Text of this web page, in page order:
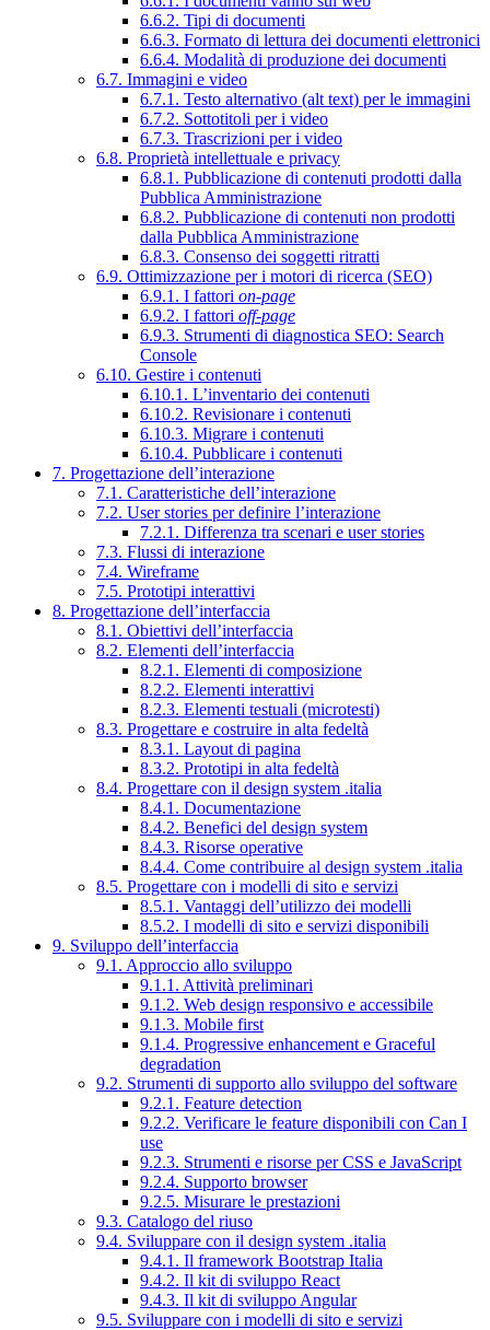
6.6.2. Tipi di documenti
6.6.3. Formato di lettura dei documenti elettronici
6.6.4. Modalità di produzione dei documenti
6.7. Immagini e video
6.7.1. Testo alternativo (alt text) per le immagini
6.7.2. Sottotitoli per i video
6.7.3. Trascrizioni per i video
6.8. Proprietà intellettuale e privacy
6.8.1. Pubblicazione di contenuti prodotti dalla
Pubblica Amministrazione
6.8.2. Pubblicazione di contenuti non prodotti
dalla Pubblica Amministrazione
6.8.3. Consenso dei soggetti ritratti
6.9. Ottimizzazione per i motori di ricerca (SEO)
6.9.1. I fattori on-page
6.9.2. I fattori off-page
6.9.3. Strumenti di diagnostica SEO: Search
Console
6.10. Gestire i contenuti
6.10.1. L’inventario dei contenuti
6.10.2. Revisionare i contenuti
6.10.3. Migrare i contenuti
6.10.4. Pubblicare i contenuti
7. Progettazione dell’interazione
7.1. Caratteristiche dell’interazione
7.2. User stories per definire l’interazione
7.2.1. Differenza tra scenari e user stories
7.3. Flussi di interazione
7.4. Wireframe
7.5. Prototipi interattivi
8. Progettazione dell’interfaccia
8.1. Obiettivi dell’interfaccia
8.2. Elementi dell’interfaccia
8.2.1. Elementi di composizione
8.2.2. Elementi interattivi
8.2.3. Elementi testuali (microtesti)
8.3. Progettare e costruire in alta fedeltà
8.3.1. Layout di pagina
8.3.2. Prototipi in alta fedeltà
8.4. Progettare con il design system .italia
8.4.1. Documentazione
8.4.2. Benefici del design system
8.4.3. Risorse operative
8.4.4. Come contribuire al design system .italia
8.5. Progettare con i modelli di sito e servizi
8.5.1. Vantaggi dell’utilizzo dei modelli
8.5.2. I modelli di sito e servizi disponibili
9. Sviluppo dell’interfaccia
9.1. Approccio allo sviluppo
9.1.1. Attività preliminari
9.1.2. Web design responsivo e accessibile
9.1.3. Mobile first
9.1.4. Progressive enhancement e Graceful
degradation
9.2. Strumenti di supporto allo sviluppo del software
9.2.1. Feature detection
9.2.2. Verificare le feature disponibili con Can I
use
9.2.3. Strumenti e risorse per CSS e JavaScript
9.2.4. Supporto browser
9.2.5. Misurare le prestazioni
9.3. Catalogo del riuso
9.4. Sviluppare con il design system .italia
9.4.1. Il framework Bootstrap Italia
9.4.2. Il kit di sviluppo React
9.4.3. Il kit di sviluppo Angular
9.5. Sviluppare con i modelli di sito e servizi